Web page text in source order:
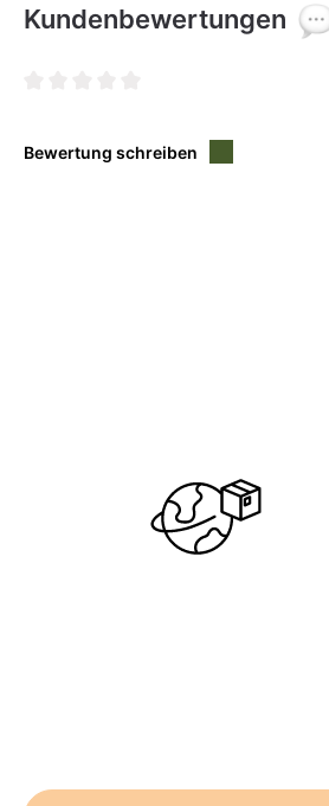
Kundenbewertungen
Bewertung schreiben